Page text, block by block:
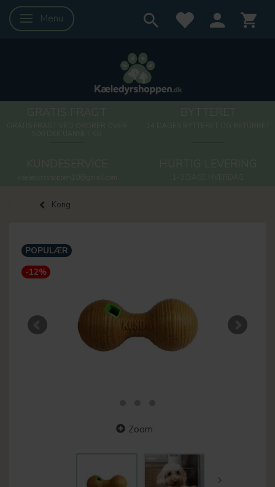
Skifte navigation
Menu
Kong
POPULÆR
-12%
Zoom